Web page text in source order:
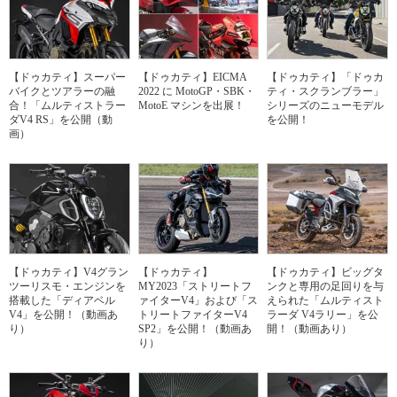
【ドゥカティ】スーパー
バイクとツアラーの融
合！「ムルティストラー
ダV4 RS」を公開（動
画）
【ドゥカティ】EICMA
2022 に MotoGP・SBK・
MotoE マシンを出展！
【ドゥカティ】「ドゥカ
ティ・スクランブラー」
シリーズのニューモデル
を公開！
【ドゥカティ】V4グラン
ツーリスモ・エンジンを
搭載した「ディアベル
V4」を公開！（動画あ
り）
【ドゥカティ】
MY2023「ストリートフ
ァイターV4」および「ス
トリートファイターV4
SP2」を公開！（動画あ
り）
【ドゥカティ】ビッグタ
ンクと専用の足回りを与
えられた「ムルティスト
ラーダ V4ラリー」を公
開！（動画あり）